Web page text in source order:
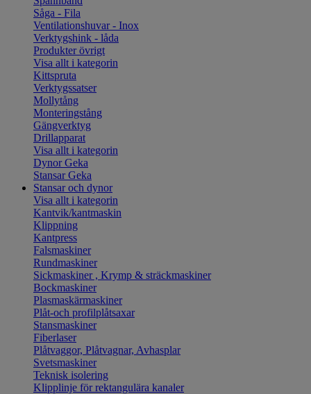
Såga - Fila
Ventilationshuvar - Inox
Verktygshink - låda
Produkter övrigt
Visa allt i kategorin
Kittspruta
Verktygssatser
Mollytång
Monteringstång
Gängverktyg
Drillapparat
Visa allt i kategorin
Dynor Geka
Stansar Geka
Stansar och dynor
Visa allt i kategorin
Kantvik/kantmaskin
Klippning
Kantpress
Falsmaskiner
Rundmaskiner
Sickmaskiner , Krymp & sträckmaskiner
Bockmaskiner
Plasmaskärmaskiner
Plåt-och profilplåtsaxar
Stansmaskiner
Fiberlaser
Plåtvaggor, Plåtvagnar, Avhasplar
Svetsmaskiner
Teknisk isolering
Klipplinje för rektangulära kanaler